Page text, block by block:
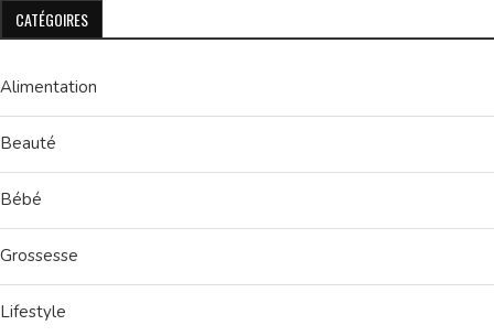
CATÉGOIRES
Alimentation
Beauté
Bébé
Grossesse
Lifestyle